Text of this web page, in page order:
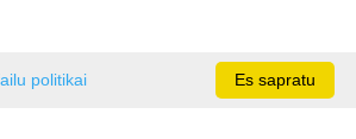
Es sapratu
politikai